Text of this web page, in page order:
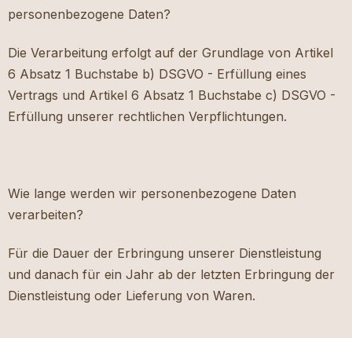
personenbezogene Daten?
Die Verarbeitung erfolgt auf der Grundlage von Artikel
6 Absatz 1 Buchstabe b) DSGVO - Erfüllung eines
Vertrags und Artikel 6 Absatz 1 Buchstabe c) DSGVO -
Erfüllung unserer rechtlichen Verpflichtungen.
Wie lange werden wir personenbezogene Daten
verarbeiten?
Für die Dauer der Erbringung unserer Dienstleistung
und danach für ein Jahr ab der letzten Erbringung der
Dienstleistung oder Lieferung von Waren.